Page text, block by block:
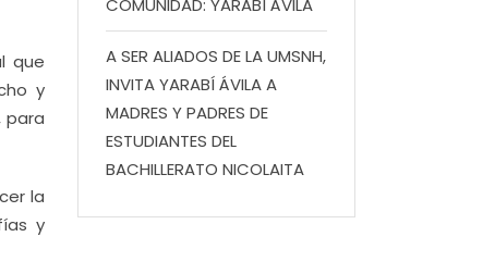
que
y
para
la
y
COMUNIDAD: YARABÍ ÁVILA
A SER ALIADOS DE LA UMSNH,
INVITA YARABÍ ÁVILA A
MADRES Y PADRES DE
ESTUDIANTES DEL
BACHILLERATO NICOLAITA